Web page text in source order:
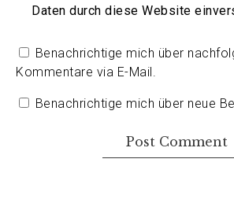
Daten durch diese Website
Benachrichtige mich über
Kommentare via E-Mail.
Benachrichtige mich über neue